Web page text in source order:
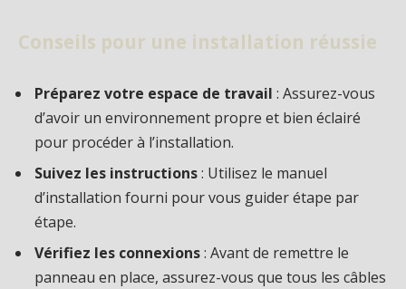
Conseils pour une installation réussie
Préparez votre espace de travail : Assurez-vous
d’avoir un environnement propre et bien éclairé
pour procéder à l’installation.
Suivez les instructions: Utilisez le manuel
d’installation fourni pour vous guider étape par
étape.
Vérifiez les connexions: Avant de remettre le
panneau en place, assurez-vous que tous les câbles